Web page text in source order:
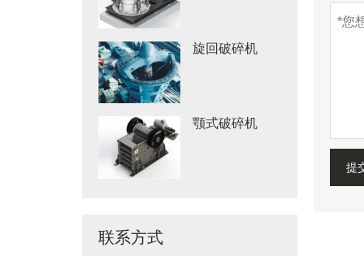
旋回破碎机
颚式破碎机
联系方式
提